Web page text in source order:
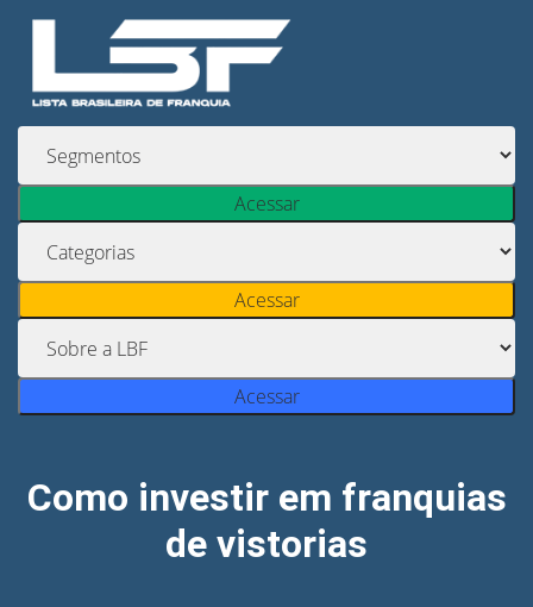
Acessar
Acessar
Acessar
Como investir em franquias
de vistorias